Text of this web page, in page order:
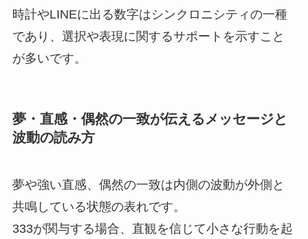
時計やLINEに出る数字はシンクロニシティの一種
であり、選択や表現に関するサポートを示すこと
が多いです。
夢・直感・偶然の一致が伝えるメッセージと
波動の読み方
夢や強い直感、偶然の一致は内側の波動が外側と
共鳴している状態の表れです。
333が関与する場合、直観を信じて小さな行動を起